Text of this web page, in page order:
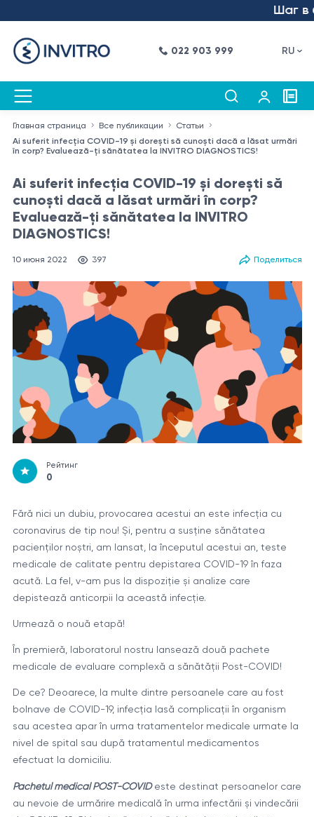
Шаг в
022 903 999 RU
Главная страница Все публикации
Статьи
Ai suferit infecția COVID-19 și dorești să cunoști dacă a lăsat urmări
în corp? Evaluează-ți sănătatea la INVITRO DIAGNOSTICS!
Ai suferit infecția COVID-19 și dorești să
cunoști dacă a lăsat urmări în corp?
Evaluează-ți sănătatea la INVITRO
DIAGNOSTICS!
10 июня 2022 397 Поделиться
Рейтинг
0
Fără nici un dubiu, provocarea acestui an este infecția cu
coronavirus de tip nou! Și, pentru a susține sănătatea
pacienților noștri, am lansat, la începutul acestui an, teste
medicale de calitate pentru depistarea COVID-19 în faza
acută. La fel, v-am pus la dispoziție și analize care
depistează anticorpii la această infecție.
Urmează o nouă etapă!
În premieră, laboratorul nostru lansează două pachete
medicale de evaluare complexă a sănătății Post-COVID!
De ce? Deoarece, la multe dintre persoanele care au fost
bolnave de COVID-19, infecția lasă complicații în organism
sau acestea apar în urma tratamentelor medicale urmate la
nivel de spital sau după tratamentul medicamentos
efectuat la domiciliu.
Pachetul medical POST-COVIDeste destinat persoanelor care
au nevoie de urmărire medicală în urma infectării și vindecării